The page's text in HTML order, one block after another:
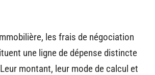
les frais de négociation
une ligne de dépense distincte
montant, leur mode de calcul et